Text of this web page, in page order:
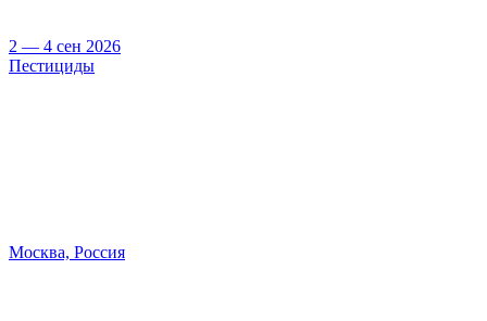
2 — 4 сен 2026
Пестициды
Москва, Россия